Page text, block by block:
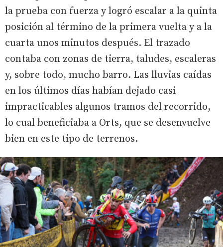
la prueba con fuerza y logró escalar a la quinta
posición al término de la primera vuelta y a la
cuarta unos minutos después. El trazado
contaba con zonas de tierra, taludes, escaleras
y, sobre todo, mucho barro. Las lluvias caídas
en los últimos días habían dejado casi
impracticables algunos tramos del recorrido,
lo cual beneficiaba a Orts, que se desenvuelve
bien en este tipo de terrenos.